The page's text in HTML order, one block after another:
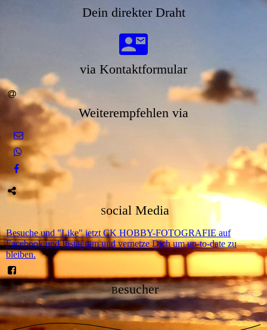
Dein direkter Draht
via Kontaktformular
Weiterempfehlen via
Social Media
Besuche und "Like" jetzt CK HOBBY-FOTOGRAFIE auf
Facebook und Instagram und vernetze Dich um up-to-date zu
bleiben.
Besucher